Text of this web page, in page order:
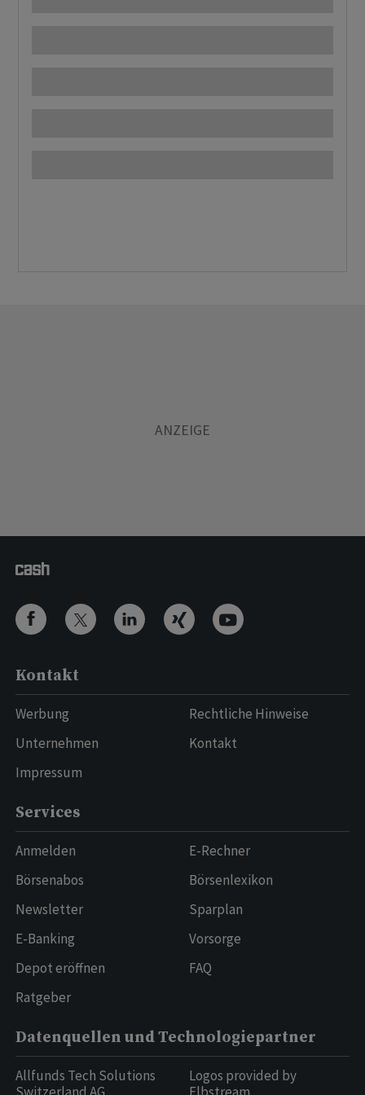
Kontakt
Werbung
Unternehmen
Impressum
Rechtliche Hinweise
Kontakt
Services
Anmelden
Börsenabos
Newsletter
E-Banking
Depot eröffnen
Ratgeber
E-Rechner
Börsenlexikon
Sparplan
Vorsorge
FAQ
Datenquellen und Technologiepartner
Allfunds Tech Solutions
Logos provided by